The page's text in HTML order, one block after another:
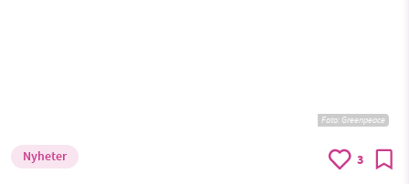
Foto: Greenpeace
Nyheter 3